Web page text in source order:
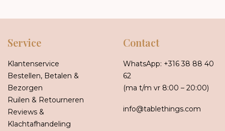
Service
Klantenservice
Bestellen, Betalen &
Bezorgen
Ruilen & Retourneren
Reviews &
Klachtafhandeling
Contact
WhatsApp: +316 38 88 40
62
(ma t/m vr 8:00 – 20:00)
info@tablethings.com